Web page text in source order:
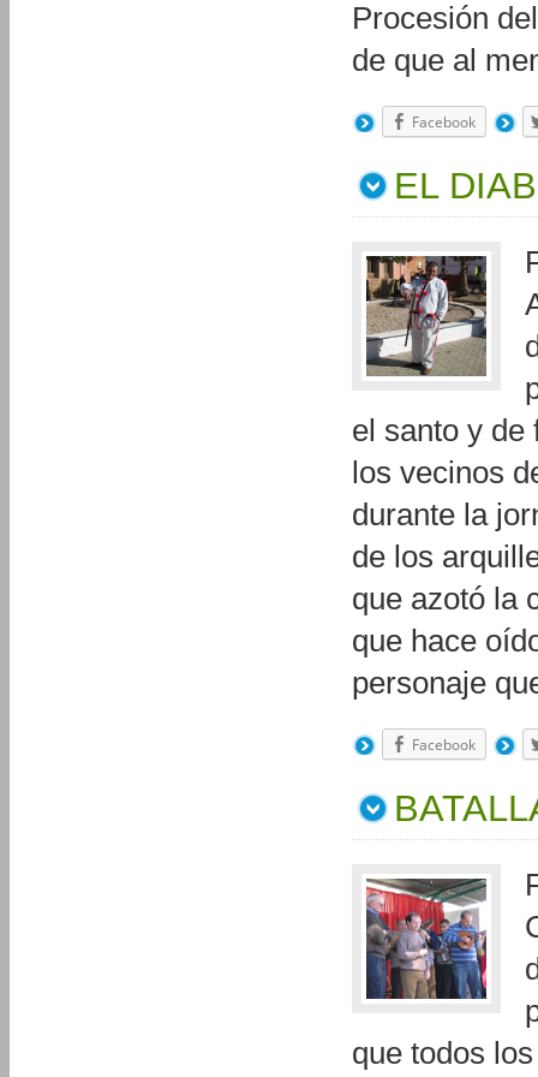
Procesión
de que al
Facebook
EL
el santo y de
los vecinos
durante la
de los
que azotó la
que hace
personaje
Facebook
que todos